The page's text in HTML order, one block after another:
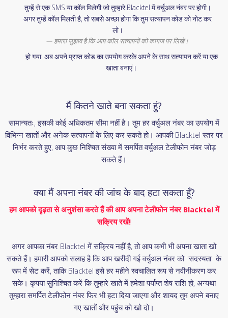
तुम्हें से एक SMS या कॉल मिलेगी जो तुम्हारे Blacktel में वर्चुअल नंबर पर होगी।
अगर तुम्हें कॉल मिलती है, तो सबसे अच्छा होगा कि तुम सत्यापन कोड को नोट कर
लो।
हमारा सुझाव है कि आप कॉल सत्यापनों को कागज पर लिखें।
हो गया! अब अपने प्राप्त कोड का उपयोग करके अपने के साथ सत्यापन करें या एक
खाता बनाएं।
मैं कितने खाते बना सकता हुं?
सामान्यतः, इसकी कोई अधिकतम सीमा नहीं है। तुम हर वर्चुअल नंबर का उपयोग में
विभिन्न खातों और अनेक सत्यापनों के लिए कर सकते हो। आपकी Blacktel स्तर पर
निर्भर करते हुए, आप कुछ निश्चित संख्या में समर्पित वर्चुअल टेलीफोन नंबर जोड़
सकते हैं।
क्या मैं अपना नंबर की जांच के बाद हटा सकता हूँ?
हम आपको दृढ़ता से अनुशंसा करते हैं की आप अपना टेलीफोन नंबर Blacktel में
सक्रिय रखें!
अगर आपका नंबर Blacktel में सक्रिय नहीं है, तो आप कभी भी अपना खाता खो
सकते हैं। हमारी आपको सलाह है कि आप खरीदी गई वर्चुअल नंबर को "सदस्यता" के
रूप में सेट करें, ताकि Blacktel इसे हर महीने स्वचालित रूप से नवीनीकरण कर
सके। कृपया सुनिश्चित करें कि तुम्हारे खाते में हमेशा पर्याप्त शेष राशि हो, अन्यथा
तुम्हारा समर्पित टेलीफोन नंबर फिर भी हटा दिया जाएगा और शायद तुम अपने बनाए
गए खातों और पहुंच को खो दो।